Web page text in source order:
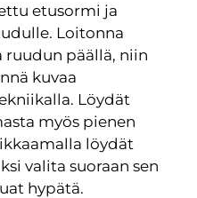
etusormi ja
Loitonna
ruudun päällä, niin
kuvaa
Löydät
myös pienen
löydät
valita suoraan sen
hypätä.